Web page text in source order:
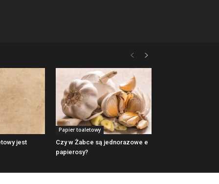
jest
Papier toaletowy
Czy w Żabce są jednorazowe e
papierosy?